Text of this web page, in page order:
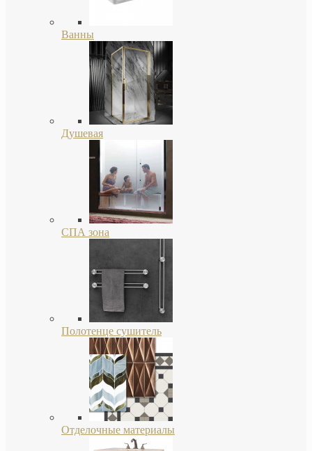
Ванны
Душевая
СПА зона
Полотенце сушитель
Отделочные материалы